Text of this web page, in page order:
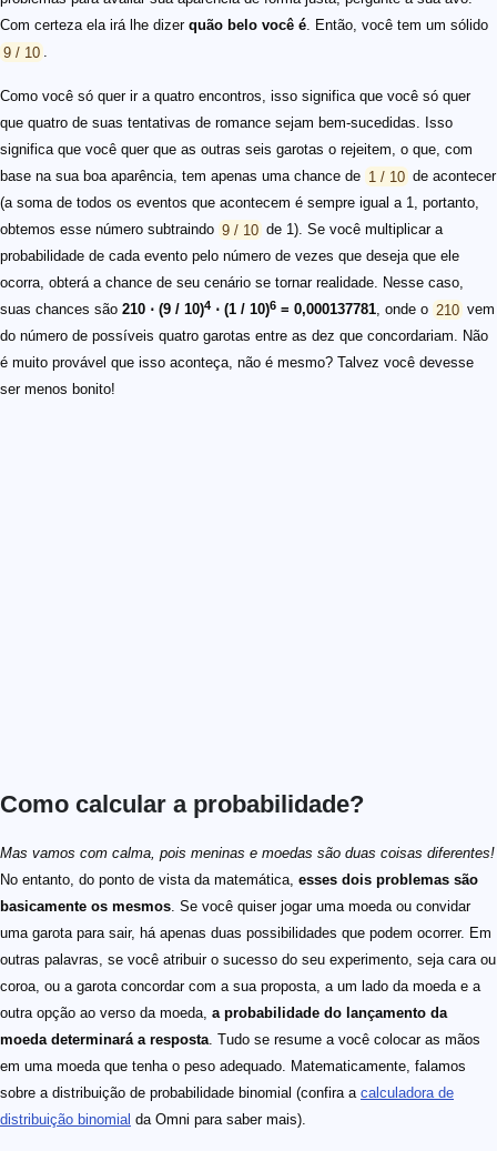
Com certeza ela irá lhe dizer quão belo você é. Então, você tem um sólido
9 / 10 .
Como você só quer ir a quatro encontros, isso significa que você só quer
que quatro de suas tentativas de romance sejam bem-sucedidas. Isso
significa que você quer que as outras seis garotas o rejeitem, o que, com
base na sua boa aparência, tem apenas uma chance de 1 / 10 de acontecer
(a soma de todos os eventos que acontecem é sempre igual a 1, portanto,
obtemos esse número subtraindo 9 / 10 de 1). Se você multiplicar a
probabilidade de cada evento pelo número de vezes que deseja que ele
ocorra, obterá a chance de seu cenário se tornar realidade. Nesse caso,
suas chances são 210 ⋅ (9 / 10)4 ⋅ (1 / 10)6 = 0,000137781, onde o 210 vem
do número de possíveis quatro garotas entre as dez que concordariam. Não
é muito provável que isso aconteça, não é mesmo? Talvez você devesse
ser menos bonito!
Como calcular a probabilidade?
Mas vamos com calma, pois meninas e moedas são duas coisas diferentes!
No entanto, do ponto de vista da matemática, esses dois problemas são
basicamente os mesmos. Se você quiser jogar uma moeda ou convidar
uma garota para sair, há apenas duas possibilidades que podem ocorrer. Em
outras palavras, se você atribuir o sucesso do seu experimento, seja cara ou
coroa, ou a garota concordar com a sua proposta, a um lado da moeda e a
outra opção ao verso da moeda, a probabilidade do lançamento da
moeda determinará a resposta. Tudo se resume a você colocar as mãos
em uma moeda que tenha o peso adequado. Matematicamente, falamos
sobre a distribuição de probabilidade binomial (confira a calculadora de
distribuição binomial da Omni para saber mais).